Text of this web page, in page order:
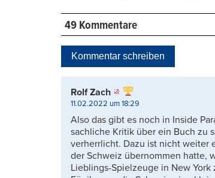
49 Kommentare
Kommentar schreiben
Rolf Zach
11.02.2022 um 18:29
Also das gibt es noch in Inside
sachliche Kritik über ein Buch zu
verherrlicht. Dazu ist nicht weiter
der Schweiz übernommen hatte,
Lieblings-Spielzeuge in New